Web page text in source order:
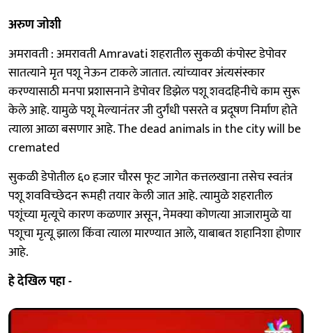
अरुण जोशी
अमरावती : अमरावती Amravati शहरातील सुकळी कंपोस्ट डेपोवर
सातत्याने मृत पशू नेऊन टाकले जातात. त्यांच्यावर अंत्यसंस्कार
करण्यासाठी मनपा प्रशासनाने डेपोवर डिझेल पशू शवदहिनीचे काम सुरू
केले आहे. यामुळे पशू मेल्यानंतर जी दुर्गंधी पसरते व प्रदूषण निर्माण होते
त्याला आळा बसणार आहे. The dead animals in the city will be
cremated
सुकळी डेपोतील ६० हजार चौरस फूट जागेत कत्तलखाना तसेच स्वतंत्र
पशू शवविच्छेदन रूमही तयार केली जात आहे. त्यामुळे शहरातील
पशूंच्या मृत्यूचे कारण कळणार असून, नेमक्या कोणत्या आजारामुळे या
पशूचा मृत्यू झाला किंवा त्याला मारण्यात आले, याबाबत शहानिशा होणार
आहे.
हे देखिल पहा -